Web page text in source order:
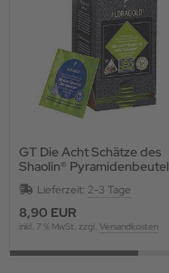
GT Die Acht Schätze des
Shaolin® Pyramidenbeutel
Lieferzeit: 2-3 Tage
8,90 EUR
inkl. 7 % MwSt. zzgl. Versandkosten